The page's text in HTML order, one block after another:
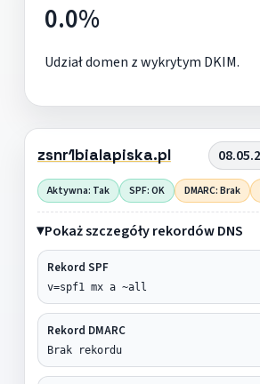
0.0%
Udział domen z wykrytym DKIM.
zsnr1bialapiska.pl
Aktywna: Tak SPF: OK DMARC: Brak
Pokaż szczegóły rekordów DNS
Rekord SPF
v=spf1 mx a ~all
Rekord DMARC
Brak rekordu